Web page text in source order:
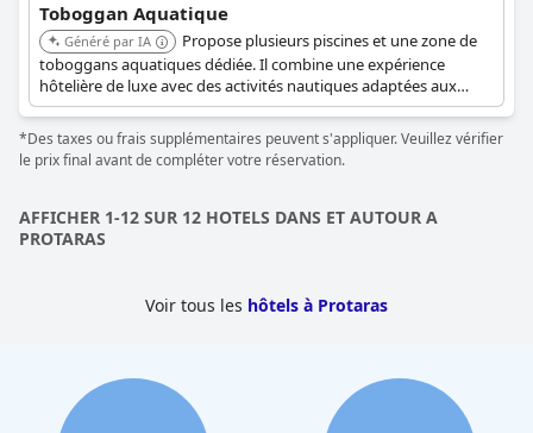
Toboggan Aquatique
Généré par IA
Propose plusieurs piscines et une zone de
toboggans aquatiques dédiée. Il combine une expérience
hôtelière de luxe avec des activités nautiques adaptées aux
familles et un accès direct à la plage de Nissi.
*Des taxes ou frais supplémentaires peuvent s'appliquer. Veuillez vérifier
le prix final avant de compléter votre réservation.
AFFICHER 1-12 SUR 12 HOTELS DANS ET AUTOUR A
PROTARAS
Voir tous les hôtels à Protaras